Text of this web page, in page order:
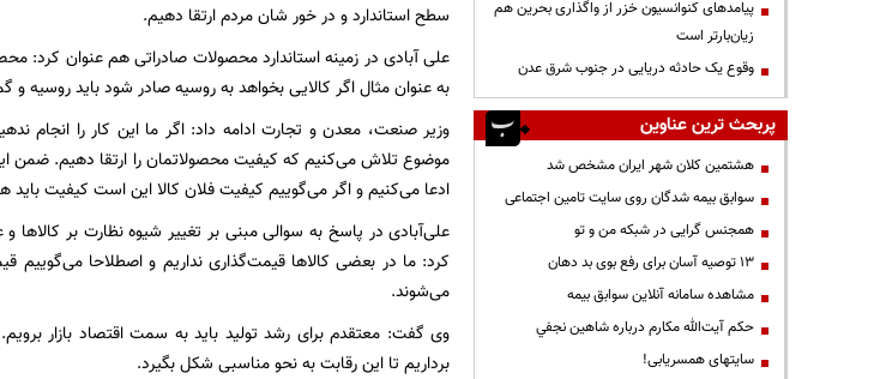
سطح استاندارد و در خور شان مردم‌ ارتقا دهیم.
علی آبادی در زمینه استاندارد محصولات صادراتی هم عنوان کرد:
به عنوان مثال اگر کالایی بخواهد به روسیه صادر شود باید روسیه و
وزیر صنعت، معدن و تجارت ادامه داد: اگر ما این کار را انجام
موضوع تلاش می‌کنیم که کیفیت محصولاتمان را ارتقا دهیم. ضمن
ادعا می‌کنیم و اگر می‌گوییم کیفیت فلان کالا این است کیفیت باید
علی‌آبادی در پاسخ به سوالی مبنی بر تغییر شیوه نظارت بر
کرد: ما در بعضی کالاها قیمت‌گذاری نداریم و اصطلاحا
می‌شوند.
وی گفت: معتقدم برای رشد تولید باید به سمت اقتصاد بازار
برداریم تا این رقابت به نحو مناسبی شکل بگیرد.
پیامدهای کنوانسیون خزر از واگذاری بحرین هم
زیان‌بارتر است
وقوع یک حادثه دریایی در جنوب شرق عدن
پربحث ترین عناوین
هشتمین کلان شهر ایران مشخص شد
سوابق بیمه شدگان روی سایت تامین اجتماعی
همجنس گرایی در شبکه من و تو
13 توصیه آسان برای رفع بوی بد دهان
مشاهده سامانه آنلاين سوابق بیمه
حكم آيت‌الله مكارم درباره شاهين نجفي
سایتهای همسریابی!